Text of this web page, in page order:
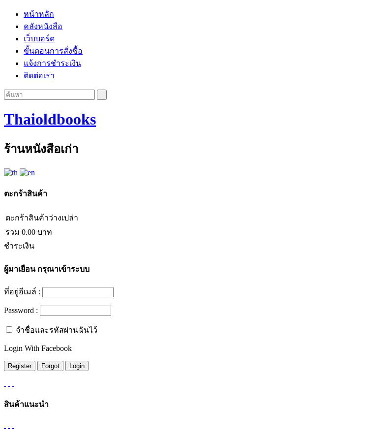
หน้าหลัก
คลังหนังสือ
เว็บบอร์ด
ขั้นตอนการสั่งซื้อ
แจ้งการชำระเงิน
ติดต่อเรา
Thaioldbooks
ร้านหนังสือเก่า
ตะกร้าสินค้า
ตะกร้าสินค้าว่างเปล่า
รวม 0.00 บาท
ชำระเงิน
ผู้มาเยือนกรุณาเข้าระบบ
ที่อยู่อีเมล์ :
Password :
จำชื่อและรหัสผ่านฉันไว้
Login With Facebook
สินค้าแนะนำ